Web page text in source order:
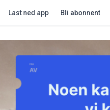
Last ned app Bli abonnent